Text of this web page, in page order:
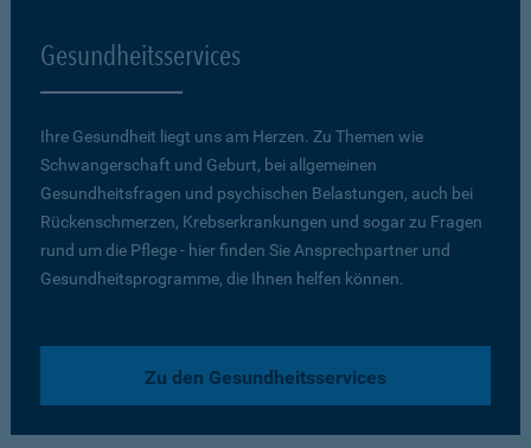
Gesundheitsservices
Ihre Gesundheit liegt uns am Herzen. Zu Themen wie
Schwangerschaft und Geburt, bei allgemeinen
Gesundheitsfragen und psychischen Belastungen, auch bei
Rückenschmerzen, Krebserkrankungen und sogar zu Fragen
rund um die Pflege - hier finden Sie Ansprechpartner und
Gesundheitsprogramme, die Ihnen helfen können.
Zu den Gesundheitsservices